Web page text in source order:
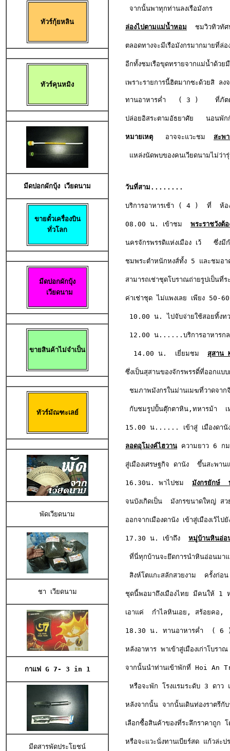
ทัวร์กุ้ยหลิน
ทัวร์คุนหมิง
มีดปอกผักบุ้ง เวียดนาม
ขายตั๋วเครื่องบิน
ทั่วโลก
มีดปอกผักบุ้ง
เวียดนาม
ขายสินค้าไม่จำเป็น
ทัวร์มัณฑะเลย์
พัดเวียดนาม
ชา เวียดนาม
กาแฟ G 7- 3 in 1
มีดสารพัดประโยชน
จากนั้นพาทุกท่านลงเรือมังกร
ล่องไปตามแม่น้ำหอม ชมวิวทิวทัศน์
ตลอดทางจะมีเรือมังกรมากมายที่ล่
อีกทั้งชมเรือขุดทรายจากแม่น้ำด้
เพราะรายการนี้ฮิตมากซะด้วย
ทานอาหารค่ำ   ( 3 )    ที่ภั
หมายเหตุ อาจจะแวะชม สะพ
แหล่งนัดพบของ
วันที่สาม........
บริการอาหารเช้า ( 4 )  ที่  ห้อง
08.00 น. เข้าชม พระราชวังต้
นครจักรพรรดิแห่งเมือง เว้   ซึ่ง
ชมพระตำหนักหงส์ทั้ง 5 และชมอา
สามารถเช่าชุดโบราณถ่ายรูปเป็นที่
ค่าเช่าชุด ไม่แพงเลย เพียง 50-
10.00 น. ไปจับจ่ายใช้สอยทิ้งท
12.00 น......บริการอาหารกล
  14.00 น.  เยี่ยมชม
สุสาน
ซึ่งเป็นสุสานของจักรพรรดิ์ที่ออกแบ
ชมภาพมังกรในม่านเมฆที่วาดจา
กับชมรูปปั้นตุ๊กตาหิน,ทหารม้า  เ
15.00 น...... เข้าสู่ เมืองดานัง
ลอดอุโมงค์ไฮวาน ความยาว 6
สู่เมืองเศรษฐกิจ ดานัง  ขึ้นสะพา
16.30น. พาไปชม มังกรยักษ์
จนบังเกิดเป็น  มังกรขนาดใหญ่ ส
ออกจากเมืองดานัง เข้าสู่เมืองเว้ไปยั
17.30 น. เข้าถึง หมู่บ้านหินอ่อ
ที่นี่ทุกบ้านจะยึดการนำหินอ่อนมา
สิงห์โตแกะสลักสวยงาม  ครั้ง
ชุดนี้พอมาถึงเมืองไทย มีคนให้
เอาแค่  กำไลหินเอย, สร้อยคอ,
18.30 น. ทานอาหารค่ำ  (
หลังอาหาร พาเข้าสู่เมืองเก่าโบ
จากนั้นนำท่านเข้าพักที่ Hoi An
หรือจะพัก โรงแรมระดับ 3 ดาว
หลังจากนั้น จากนั้นเดินท่องราตรี
เลือกซื้อสินค้าของที่ระลึกราคาถูก
หรือจะแวะนั่งทานเบียร์สด แก้วล่